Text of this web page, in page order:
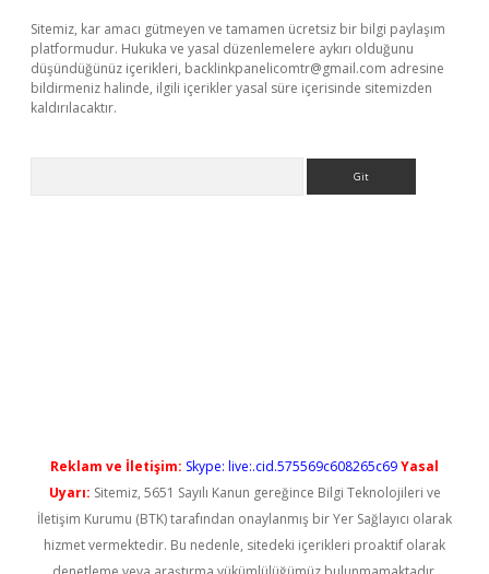
Sitemiz, kar amacı gütmeyen ve tamamen ücretsiz bir bilgi paylaşım
platformudur. Hukuka ve yasal düzenlemelere aykırı olduğunu
düşündüğünüz içerikleri, backlinkpanelicomtr@gmail.com adresine
bildirmeniz halinde, ilgili içerikler yasal süre içerisinde sitemizden
kaldırılacaktır.
Reklam ve İletişim: Skype: live:.cid.575569c608265c69Yasal
Uyarı: Sitemiz, 5651 Sayılı Kanun gereğince Bilgi Teknolojileri ve
İletişim Kurumu (BTK) tarafından onaylanmış bir Yer Sağlayıcı olarak
hizmet vermektedir. Bu nedenle, sitedeki içerikleri proaktif olarak